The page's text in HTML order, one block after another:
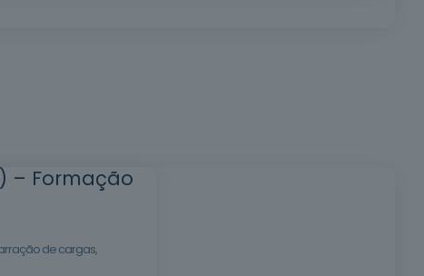
– Formação
de cargas,